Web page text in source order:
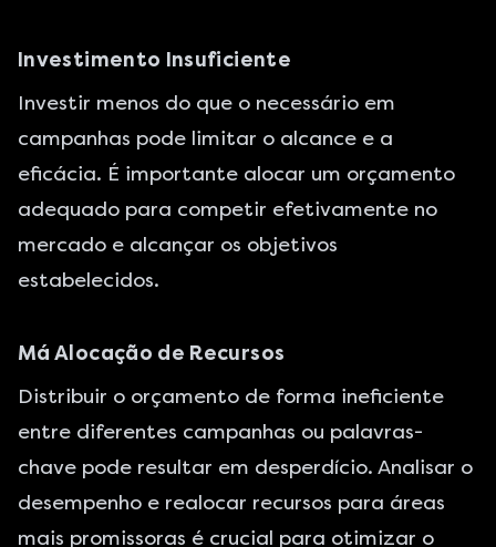
Investimento Insuficiente
Investir menos do que o necessário em
campanhas pode limitar o alcance e a
eficácia. É importante alocar um orçamento
adequado para competir efetivamente no
mercado e alcançar os objetivos
estabelecidos.
Má Alocação de Recursos
Distribuir o orçamento de forma ineficiente
entre diferentes campanhas ou palavras-
chave pode resultar em desperdício. Analisar o
desempenho e realocar recursos para áreas
mais promissoras é crucial para otimizar o